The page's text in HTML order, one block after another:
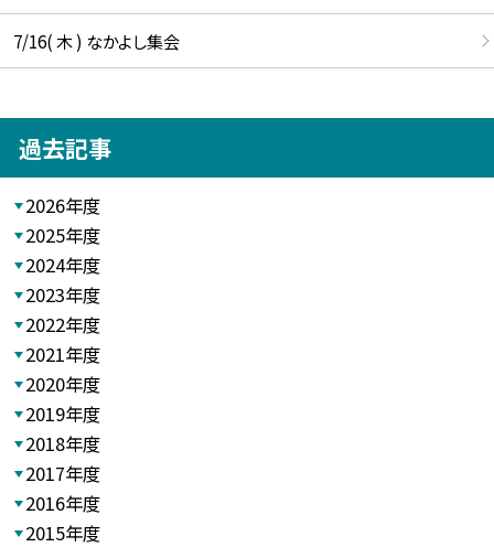
7/16( 木 ) なかよし集会
過去記事
2026年度
2025年度
2024年度
2023年度
2022年度
2021年度
2020年度
2019年度
2018年度
2017年度
2016年度
2015年度